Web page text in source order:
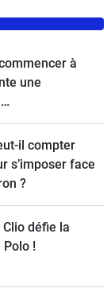
à
une
il compter
s’imposer face
?
défie la
!